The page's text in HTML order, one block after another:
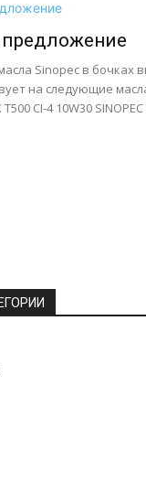
Sinopec в бочках
на следующие
CI-4 10W30 SINOPEC